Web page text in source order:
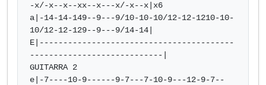
-x/-x--x--xx--x---x/-x--x|x6
a|-14-14-149--9---9/10-10-10/12-12-1210-10-
10/12-12-129--9---9/14-14|
E|-----------------------------------------
----------------------------|
GUITARRA 2
e|-7----10-9------9-7---7-10-9---12-9-7--